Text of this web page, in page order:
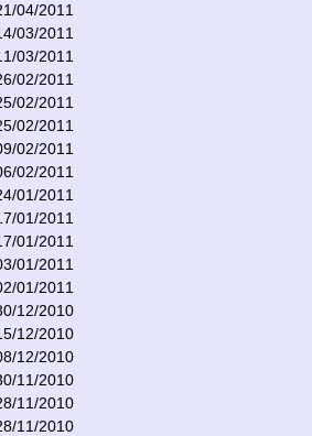
04/2011
03/2011
03/2011
02/2011
02/2011
02/2011
02/2011
02/2011
01/2011
01/2011
01/2011
01/2011
01/2011
12/2010
12/2010
12/2010
11/2010
11/2010
11/2010